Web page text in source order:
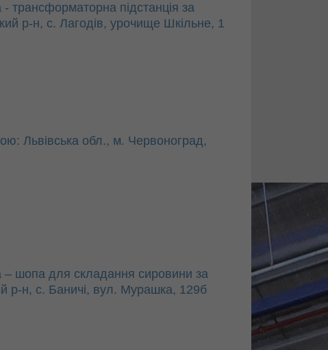
трансформаторна підстанція за
р-н, с. Лагодів, урочище Шкільне, 1
Львівська обл., м. Червоноград,
– шопа для складання сировини за
р-н, с. Баничі, вул. Мурашка, 129б